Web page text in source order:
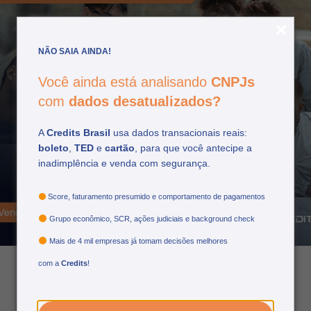
NÃO SAIA AINDA!
Você ainda está analisando CNPJs
com dados desatualizados?
ACredits Brasil usa dados transacionais reais:
boleto TED e cartão , para que você antecipe a
inadimplência e venda com segurança.
Score, faturamento presumido e comportamento de pagamentos
Grupo econômico, SCR, ações judiciais e background check
Mais de 4 mil empresas já tomam decisões melhores
com a Credits!
Como a Credits garante
os seus clientes